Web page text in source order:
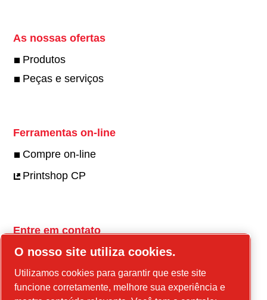
As nossas ofertas
Produtos
Peças e serviços
Ferramentas on-line
Compre on-line
Printshop CP
Entre em contato
Consulte-nos
Fale conosco pelo WhatsApp
O nosso site utiliza cookies.
Utilizamos cookies para garantir que este site
funcione corretamente, melhore sua experiência e